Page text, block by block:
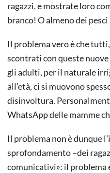
ragazzi, e mostrate loro
branco! O almeno dei
Il problema vero è che
scontrati con queste nuove
gli adulti, per il naturale
all’età, ci si muovono
disinvoltura.
WhatsApp delle mamme
Il problema non è dunque
sprofondamento –dei
comunicativi»: il problema